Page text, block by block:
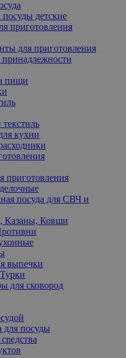
детские
приготовления
для приготовления
пищи
кухни
приготовления
посуда для СВЧ и
Казаны, Ковши
выпечки
для сковород
для посуды